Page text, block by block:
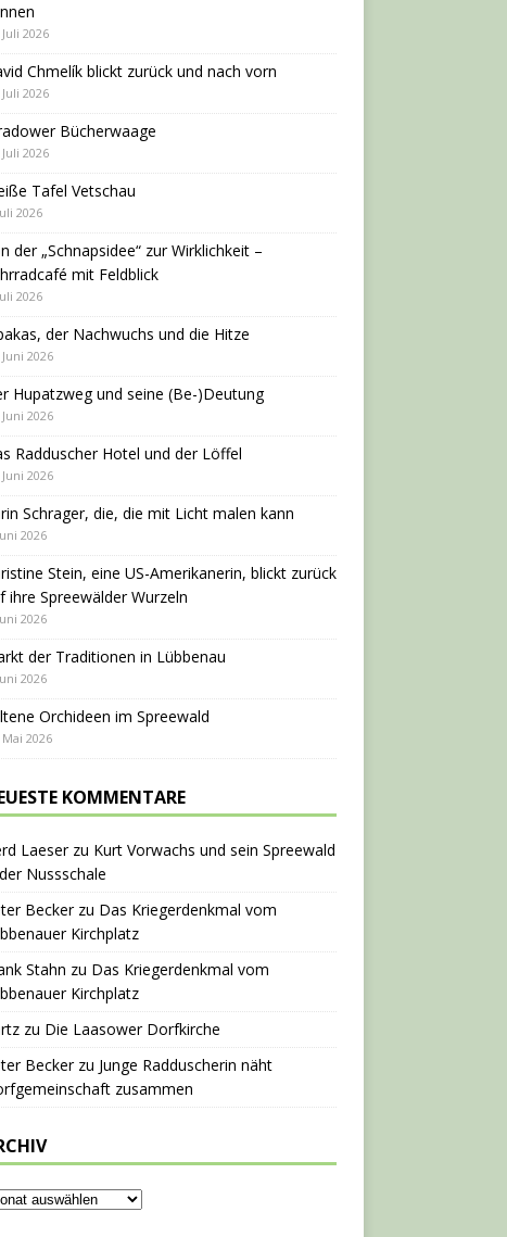
Juli 2026
Chmelík blickt zurück und nach vorn
Juli 2026
Bücherwaage
Juli 2026
Tafel Vetschau
2026
der „Schnapsidee“ zur Wirklichkeit –
mit Feldblick
2026
der Nachwuchs und die Hitze
2026
Hupatzweg und seine (Be-)Deutung
Juni 2026
Radduscher Hotel und der Löffel
Juni 2026
Schrager, die, die mit Licht malen kann
2026
Stein, eine US-Amerikanerin, blickt zurück
ihre Spreewälder Wurzeln
2026
der Traditionen in Lübbenau
2026
Orchideen im Spreewald
2026
KOMMENTARE
Laeserzu Kurt Vorwachs und sein Spreewald
Nussschale
Beckerzu Das Kriegerdenkmal vom
Kirchplatz
Stahn zu Das Kriegerdenkmal vom
Kirchplatz
zu Die Laasower Dorfkirche
Beckerzu Junge Radduscherin näht
zusammen